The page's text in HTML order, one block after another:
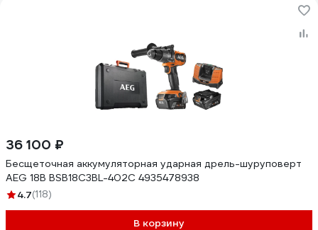
36 100 ₽
Бесщеточная аккумуляторная ударная дрель-шуруповерт
AEG 18В BSB18C3BL-402C 4935478938
4.7(118)
В корзину